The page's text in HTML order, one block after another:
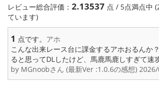
レビュー総合評価： 2.13537 点 / 5点満点中
ています)
1 点です。 アホ
こんな出来レース台に課金するアホおるんか
ると思ってDLしたけど、馬鹿馬鹿しすぎて速
by MGnoobさん (最新Ver :1.0.6の感想)